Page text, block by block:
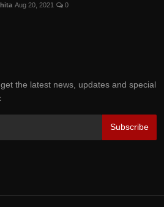
Aug 20, 2021 0
the latest news, updates and special
Subscribe